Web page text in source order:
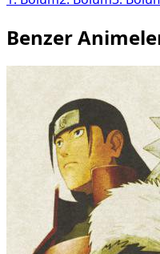
Benzer